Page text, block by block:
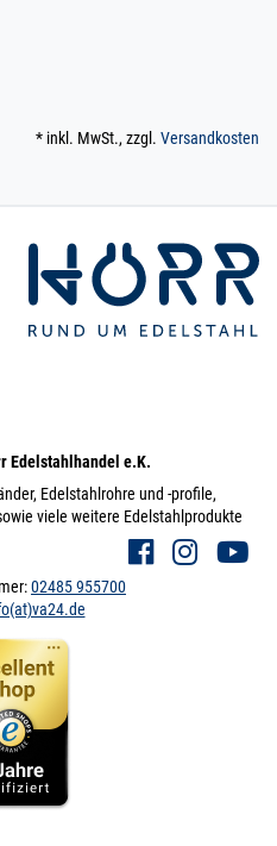
* inkl. MwSt., zzgl. Versandkosten
Edelstahlhandel e.K.
Edelstahlrohre und -profile,
viele weitere Edelstahlprodukte
02485 955700